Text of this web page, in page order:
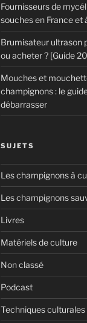
Fournisseurs de
souches en France et
Brumisateur ultrason
ou acheter ? [Guide
Mouches et
champignons : le
débarrasser
SUJETS
Les champignons à
Les champignons
Livres
Matériels de culture
Non classé
Podcast
Techniques culturales